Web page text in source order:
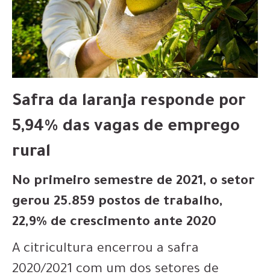
Safra da laranja responde por
5,94% das vagas de emprego
rural
No primeiro semestre de 2021, o setor
gerou 25.859 postos de trabalho,
22,9% de crescimento ante 2020
A citricultura encerrou a safra
2020/2021 com um dos setores de